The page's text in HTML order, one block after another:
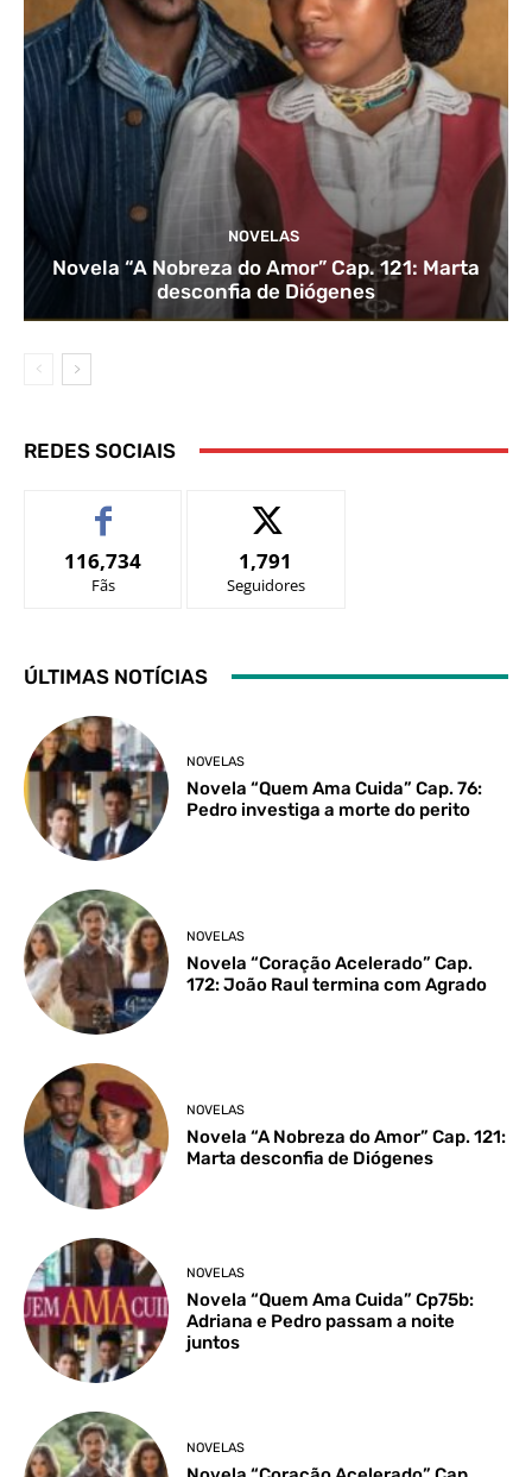
NOVELAS
Novela “A Nobreza do Amor” Cap. 121: Marta
desconfia de Diógenes
REDES SOCIAIS
116,734
Fãs
1,791
Seguidores
ÚLTIMAS NOTÍCIAS
NOVELAS
Novela “Quem Ama Cuida” Cap. 76:
Pedro investiga a morte do perito
NOVELAS
Novela “Coração Acelerado” Cap.
172: João Raul termina com Agrado
NOVELAS
Novela “A Nobreza do Amor” Cap. 121:
Marta desconfia de Diógenes
NOVELAS
Novela “Quem Ama Cuida” Cp75b:
Adriana e Pedro passam a noite
juntos
NOVELAS